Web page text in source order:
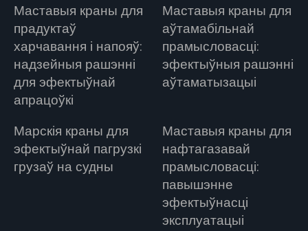
Маставыя краны для
прадуктаў
харчавання і напояў:
надзейныя рашэнні
для эфектыўнай
апрацоўкі
Маставыя краны для
аўтамабільнай
прамысловасці:
эфектыўныя рашэнні
аўтаматызацыі
Марскія краны для
эфектыўнай пагрузкі
грузаў на судны
Маставыя краны для
нафтагазавай
прамысловасці:
павышэнне
эфектыўнасці
эксплуатацыі